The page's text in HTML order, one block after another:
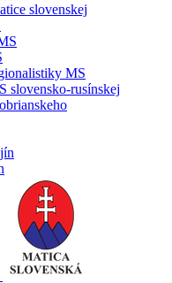
slovenskej
MS
slovensko-rusínskej